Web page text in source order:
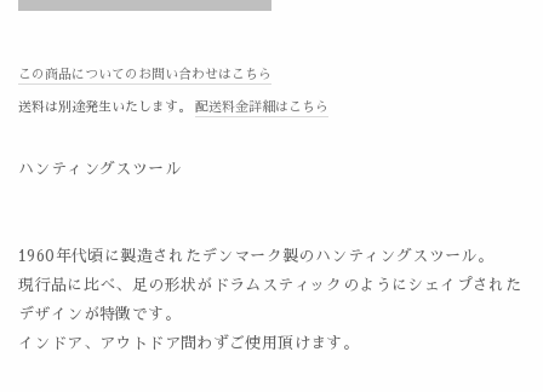
この商品についてのお問い合わせはこちら
送料は別途発生いたします。 配送料金詳細はこちら
ハンティングスツール
1960年代頃に製造されたデンマーク製のハンティングスツール。
現行品に比べ、足の形状がドラムスティックのようにシェイプされた
デザインが特徴です。
インドア、アウトドア問わずご使用頂けます。